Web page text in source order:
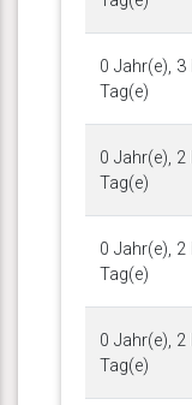
0 Jahr(e),
Tag(e)
0 Jahr(e),
Tag(e)
0 Jahr(e),
Tag(e)
0 Jahr(e),
Tag(e)